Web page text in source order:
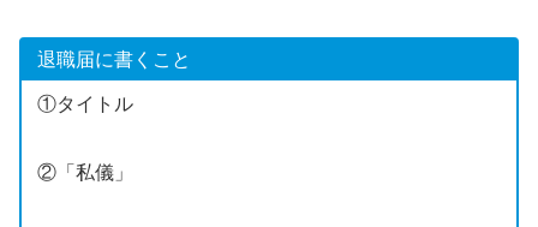
退職届に書くこと
①タイトル
②「私儀」